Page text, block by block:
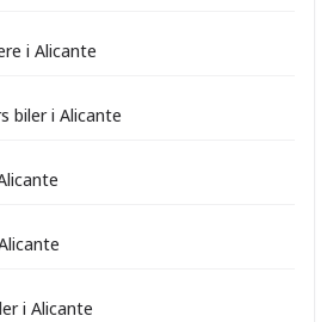
i Alicante
biler i Alicante
i Alicante